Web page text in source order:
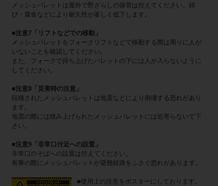
メッシュパレットは屋外で野ざらしの保管は控えてください。錆
び・腐食などにより耐久性が著しく低下します。
■注意7「リフトなどでの移動」
メッシュパレットをフォークリフトなどで移動する際は周りに人が
いないことを確認してください。
また、フォークで持ち上げたパレットの下には人が入らないように
してください。
■注意8「災害時の注意」
段積されたメッシュパレットは地震などにより倒壊する恐れがあり
ます。
地震の際には積み上げられたメッシュパレットには近寄らないで下
さい。
■注意9「非常口付近への設置」
非常口のそばへの設置は控えてください。
有事の際にメッシュパレットが避難経路をふさぐ恐れがあります。
■使用上の注意をポスターにしております。